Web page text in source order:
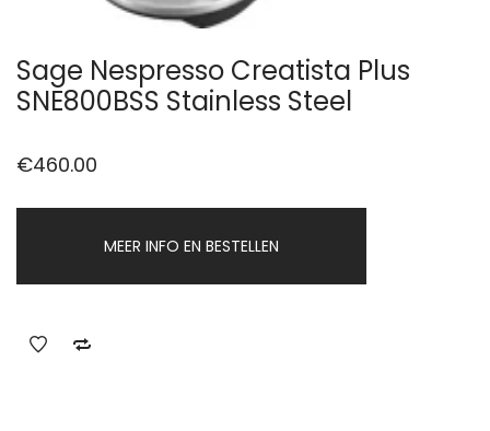
Sage Nespresso Creatista Plus
SNE800BSS Stainless Steel
€460.00
MEER INFO EN BESTELLEN